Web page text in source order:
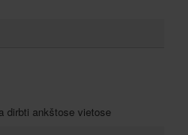
dirbti ankštose vietose